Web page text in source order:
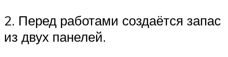
2. Перед работами создаётся запас
из двух панелей.